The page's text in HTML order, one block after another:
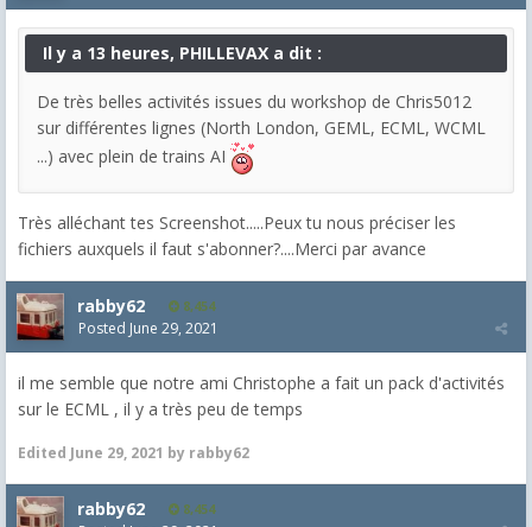
Il y a 13 heures, PHILLEVAX a dit :
De très belles activités issues du workshop de Chris5012
sur différentes lignes (North London, GEML, ECML, WCML
...) avec plein de trains AI
Très alléchant tes Screenshot.....Peux tu nous préciser les
fichiers auxquels il faut s'abonner?....Merci par avance
rabby62 8,454
Posted June 29, 2021
il me semble que notre ami Christophe a fait un pack d'activités
sur le ECML , il y a très peu de temps
Edited June 29, 2021 by rabby62
rabby62 8,454